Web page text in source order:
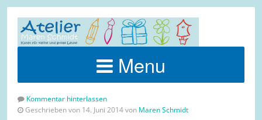
Menu
Kommentar hinterlassen
Geschrieben von 14. Juni 2014 von Maren Schmidt